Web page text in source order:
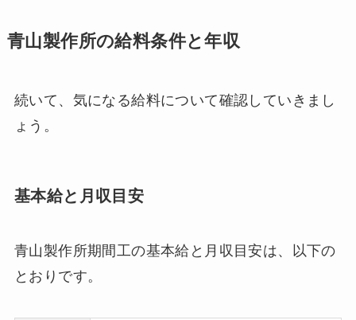
青山製作所の給料条件と年収
続いて、気になる給料について確認していきまし
ょう。
基本給と月収目安
青山製作所期間工の基本給と月収目安は、以下の
とおりです。